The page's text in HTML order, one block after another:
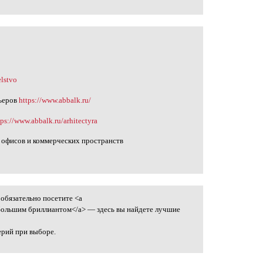
https://www.abbalk.ru/
www.abbalk.ru/arhitectyra
и коммерческих пространств
посетите <a
бриллиантом</a> — здесь вы найдете лучшие
при выборе.